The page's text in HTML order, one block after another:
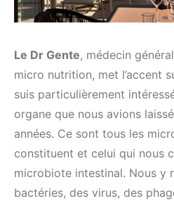
Le Dr Gente, médecin
micro nutrition, met l’accent
suis particulièrement
organe que nous avions
années. Ce sont tous les
constituent et celui qui nous
microbiote intestinal. Nous y
bactéries, des virus, des